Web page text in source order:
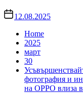
12.08.2025
Home
2025
март
30
фотография и
на OPPO влиза